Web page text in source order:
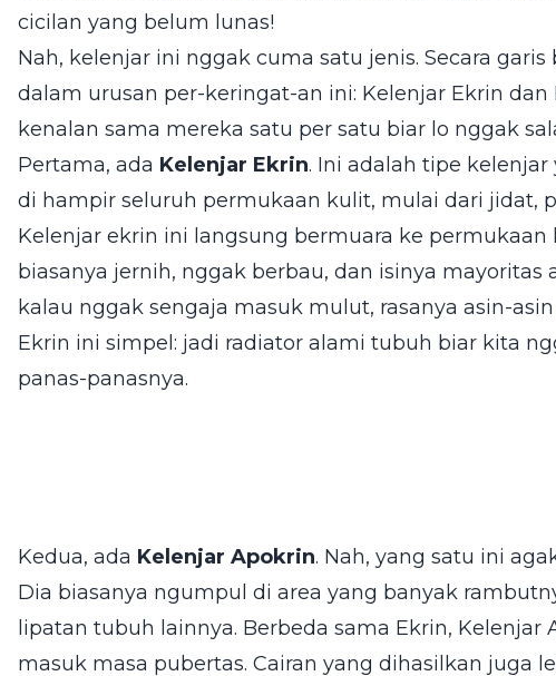
cicilan yang belum lunas!
Nah, kelenjar ini nggak cuma satu jenis. Secara
dalam urusan per-keringat-an ini: Kelenjar Ekrin dan
kenalan sama mereka satu per satu biar lo nggak
Pertama, ada Kelenjar Ekrin. Ini adalah tipe
di hampir seluruh permukaan kulit, mulai dari jidat,
Kelenjar ekrin ini langsung bermuara ke permukaan
biasanya jernih, nggak berbau, dan isinya mayoritas
kalau nggak sengaja masuk mulut, rasanya asin-
Ekrin ini simpel: jadi radiator alami tubuh biar kita
panas-panasnya.
Kedua, ada Kelenjar Apokrin. Nah, yang satu ini
Dia biasanya ngumpul di area yang banyak
lipatan tubuh lainnya. Berbeda sama Ekrin, Kelenjar
masuk masa pubertas. Cairan yang dihasilkan juga